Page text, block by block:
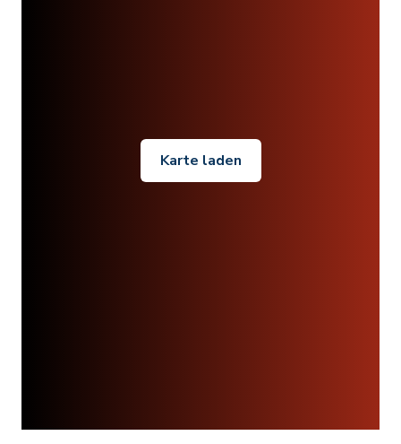
Karte laden